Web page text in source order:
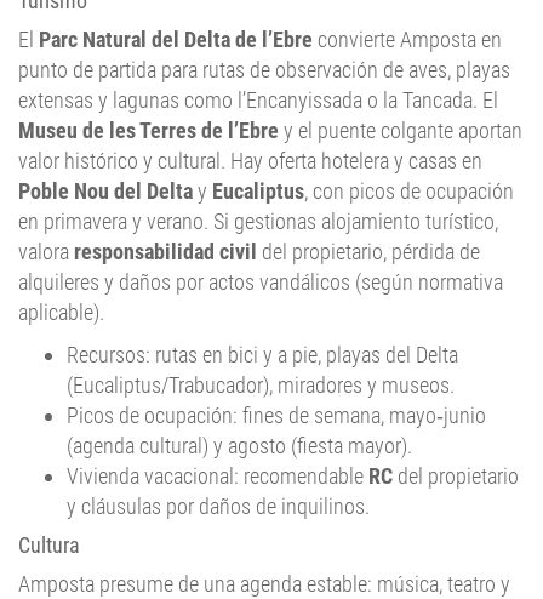
El Parc Natural del Delta de l’Ebre convierte Amposta en
punto de partida para rutas de observación de aves, playas
extensas y lagunas como l’Encanyissada o la Tancada. El
Museu de les Terres de l’Ebre y el puente colgante aportan
valor histórico y cultural. Hay oferta hotelera y casas en
Poble Nou del Deltay Eucaliptus, con picos de ocupación
en primavera y verano. Si gestionas alojamiento turístico,
valora responsabilidad civil del propietario, pérdida de
alquileres y daños por actos vandálicos (según normativa
aplicable).
Recursos: rutas en bici y a pie, playas del Delta
(Eucaliptus/Trabucador), miradores y museos.
Picos de ocupación: fines de semana, mayo‑junio
(agenda cultural) y agosto (fiesta mayor).
Vivienda vacacional: recomendable RC del propietario
y cláusulas por daños de inquilinos.
Cultura
Amposta presume de una agenda estable: música, teatro y